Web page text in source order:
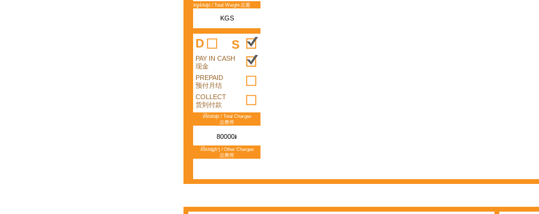
ទម្ងន់សរុប / Total Weight 总重
KGS
D S
PAY IN CASH
现金
PREPAID
预付月结
COLLECT
货到付款
តំលៃសរុប / Total Charges
总费用
80000៛
តំលៃផ្សេងៗ / Other Charges
总费用